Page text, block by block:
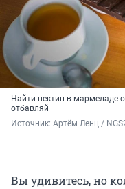
Найти пектин в мармеладе
отбавляй
Источник: Артём Ленц /
Вы удивитесь, но